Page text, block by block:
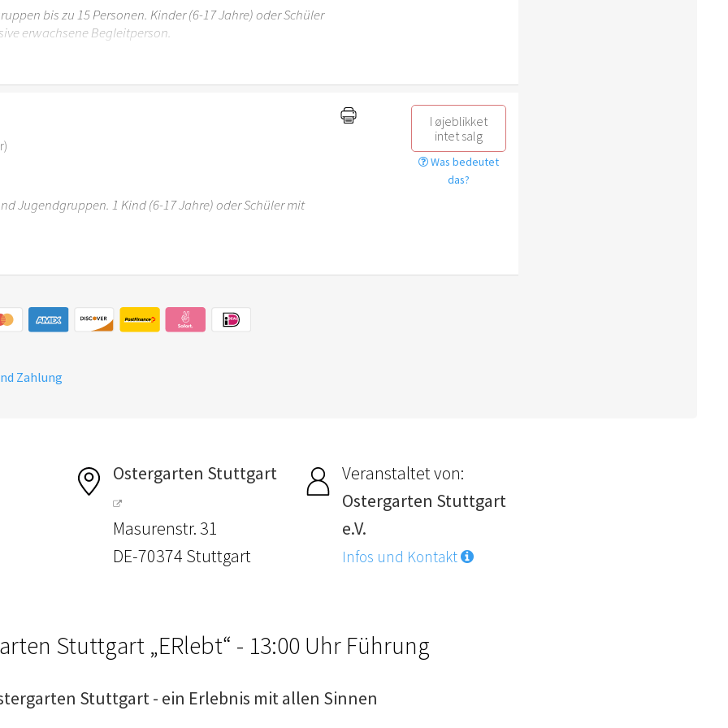
bis zu 15 Personen. Kinder (6-17 Jahre) oder Schüler
erwachsene Begleitperson.
6 Jahren ist der Ostergarten Stuttgart nicht
I øjeblikket
intet salg
Was bedeutet
das?
Jugendgruppen. 1 Kind (6-17 Jahre) oder Schüler mit
6 Jahren ist der Ostergarten Stuttgart nicht
Zahlung
Ostergarten Stuttgart
Masurenstr. 31
DE-70374 Stuttgart
Veranstaltet von:
Ostergarten Stuttgart
e.V.
Infos und Kontakt
Stuttgart „ERlebt“ - 13:00 Uhr Führung
Stuttgart - ein Erlebnis mit allen Sinnen